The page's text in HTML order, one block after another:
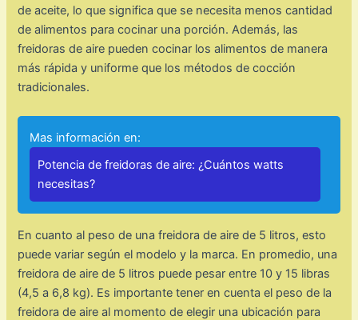
de aceite, lo que significa que se necesita menos cantidad
de alimentos para cocinar una porción. Además, las
freidoras de aire pueden cocinar los alimentos de manera
más rápida y uniforme que los métodos de cocción
tradicionales.
Mas información en:
Potencia de freidoras de aire: ¿Cuántos watts
necesitas?
En cuanto al peso de una freidora de aire de 5 litros, esto
puede variar según el modelo y la marca. En promedio, una
freidora de aire de 5 litros puede pesar entre 10 y 15 libras
(4,5 a 6,8 kg). Es importante tener en cuenta el peso de la
freidora de aire al momento de elegir una ubicación para